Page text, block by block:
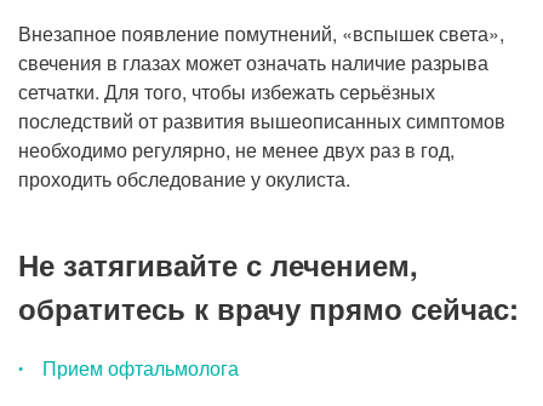
Внезапное появление помутнений, «вспышек света»,
свечения в глазах может означать наличие разрыва
сетчатки. Для того, чтобы избежать серьёзных
последствий от развития вышеописанных симптомов
необходимо регулярно, не менее двух раз в год,
проходить обследование у окулиста.
Не затягивайте с лечением,
обратитесь к врачу прямо сейчас:
Прием офтальмолога